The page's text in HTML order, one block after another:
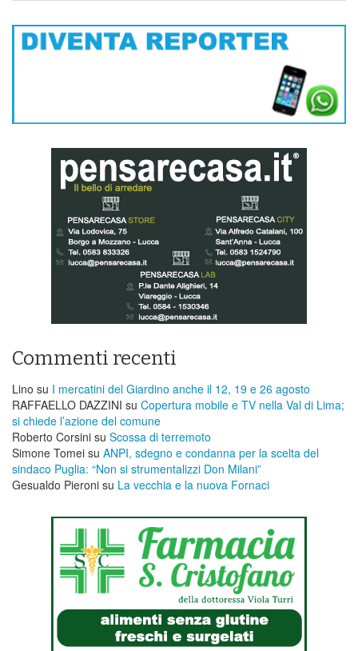
Commenti recenti
Lino su I mercatini del Giardino anche il 12, 19 e 26 agosto
RAFFAELLO DAZZINI su ​Copertura mobile e TV nella Val di Lima;
si chiede l’azione del comune
Roberto Corsini su Scossa di terremoto
Simone Tomei su ANPI, sdegno e condanna per la scelta del
sindaco Puglia: “Non si strumentalizzi Don Milani”
Gesualdo Pieroni su La vecchia e la nuova Fornaci